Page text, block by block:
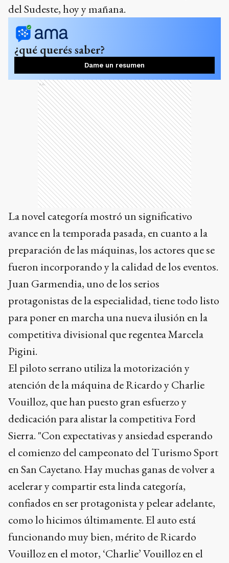
del Sudeste, hoy y mañana.
¿qué querés saber?
Dame un resumen
Ads
La novel categoría mostró un significativo
avance en la temporada pasada, en cuanto a la
preparación de las máquinas, los actores que se
fueron incorporando y la calidad de los eventos.
Juan Garmendia, uno de los serios
protagonistas de la especialidad, tiene todo listo
para poner en marcha una nueva ilusión en la
competitiva divisional que regentea Marcela
Pigini.
El piloto serrano utiliza la motorización y
atención de la máquina de Ricardo y Charlie
Vouilloz, que han puesto gran esfuerzo y
dedicación para alistar la competitiva Ford
Sierra. "Con expectativas y ansiedad esperando
el comienzo del campeonato del Turismo Sport
en San Cayetano. Hay muchas ganas de volver a
acelerar y compartir esta linda categoría,
confiados en ser protagonista y pelear adelante,
como lo hicimos últimamente. El auto está
funcionando muy bien, mérito de Ricardo
Vouilloz en el motor, ‘Charlie’ Vouilloz en el